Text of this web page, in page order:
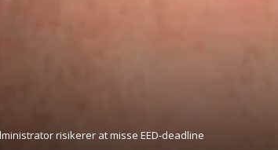
risikerer at misse EED-deadline